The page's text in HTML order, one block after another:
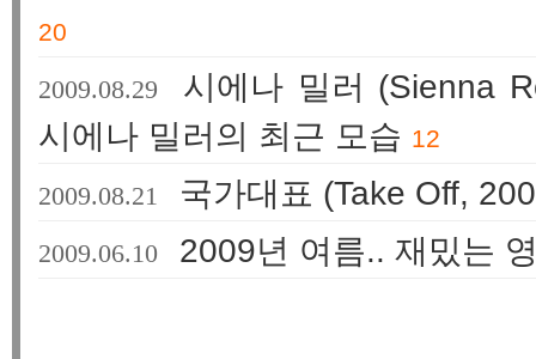
20
2009.08.29
시에나 밀러 (Sienna
시에나 밀러의 최근 모습 12
2009.08.21 국가대표 (Take Off,
2009.06.10 2009년 여름.. 재밌는